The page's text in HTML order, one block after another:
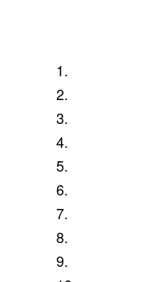
1.
2.
3.
4.
5.
6.
7.
8.
9.